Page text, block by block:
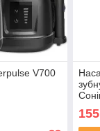
V700
155